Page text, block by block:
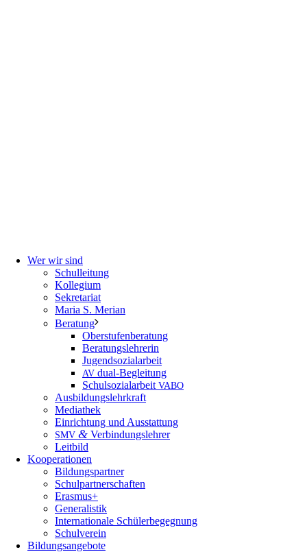
Wer wir sind
Schulleitung
Kollegium
Sekretariat
Maria S. Merian
Beratung
Oberstufenberatung
Beratungslehrerin
Jugendsozialarbeit
AV dual-Begleitung
Schulsozialarbeit VABO
Ausbildungslehrkraft
Mediathek
Einrichtung und Ausstattung
SMV & Verbindungslehrer
Leitbild
Kooperationen
Bildungspartner
Schulpartnerschaften
Erasmus+
Generalistik
Internationale Schülerbegegnung
Schulverein
Bildungsangebote